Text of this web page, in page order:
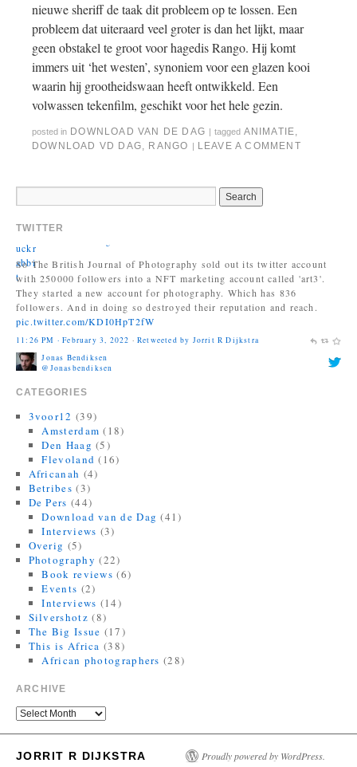
nieuwe sheriff de taak dit probleem op te lossen. Een
probleem dat uiteraard veel groter is dan het lijkt, maar
geen obstakel te groot voor hagedis Rango. Hij komt
immers uit ‘het westen’, synoniem voor een glazen kooi
waarin hij grootheidswaan heeft ontwikkeld. Een
volwassen tekenfilm, geschikt voor het hele gezin.
posted in DOWNLOAD VAN DE DAG tagged ANIMATIE,
DOWNLOAD VD DAG, RANGO LEAVE A COMMENT
TWITTER
duckrabbit
with 250000 followers into a NFT marketing account called 'art3'.
They started a new account for photography. Which has 836
pic.twitter.com/KDI0HpT2fW
11:26 PM · February 3, 2022
Jonas Bendiksen
@Jonasbendiksen
Finally, I can be a good honest upright citizen again. If you already
have The Book of Veles, I hope you still like it....
twitter.com/MagnumPhotos/s…
CATEGORIES
3voor12 (39)
Amsterdam (18)
Den Haag (5)
Flevoland (16)
Africanah (4)
Betribes (3)
De Pers (44)
Download van de Dag (41)
Interviews (3)
Overig (5)
Photography (22)
Book reviews (6)
Events (2)
Interviews (14)
Silvershotz (8)
The Big Issue (17)
This is Africa (38)
African photographers (28)
ARCHIVE
JORRIT R DIJKSTRA Proudly powered by WordPress.